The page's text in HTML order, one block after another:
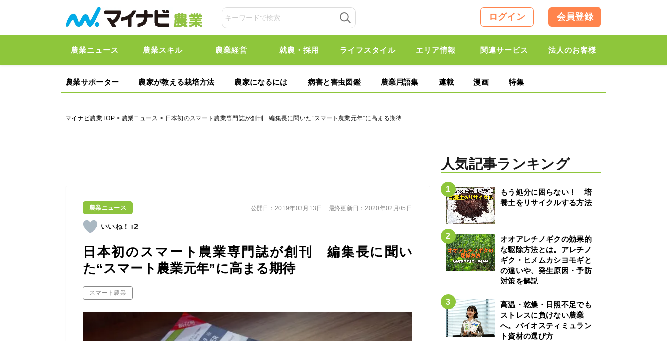
ログイン 会員登録
農業ニュース 農業スキル 農業経営 就農・採用 ライフスタイル エリア情報 関連サービス 法人のお客様
農業サポーター 農家が教える栽培方法 農家になるには 病害と害虫図鑑 農業用語集 連載 漫画 特集
マイナビ農業TOP> 農業ニュース > 日本初のスマート農業専門誌が創刊 編集長に聞いた“スマート農業元年”に高まる期待
農業ニュース
+2
日本初のスマート農業専門誌が創刊 編集長に聞い
た“スマート農業元年”に高まる期待
スマート農業
公開日：2019年03月13日 最終更新日：2020年02月05日
人気記事ランキング
もう処分に困らない！ 培
養土をリサイクルする方法
オオアレチノギクの効果的
な駆除方法とは。アレチノ
ギク・ヒメムカシヨモギと
の違いや、発生原因・予防
対策を解説
高温・乾燥・日照不足でも
ストレスに負けない農業
へ。バイオスティミュラン
ト資材の選び方